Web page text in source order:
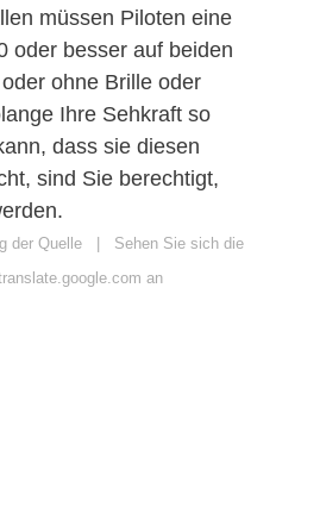
müssen Piloten eine
oder besser auf beiden
ohne Brille oder
Ihre Sehkraft so
dass sie diesen
sind Sie berechtigt,
der Quelle | Sehen Sie sich die
an